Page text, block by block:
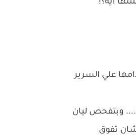
ايه؟!
علي السرير
وبتفحص ليان
تفوق